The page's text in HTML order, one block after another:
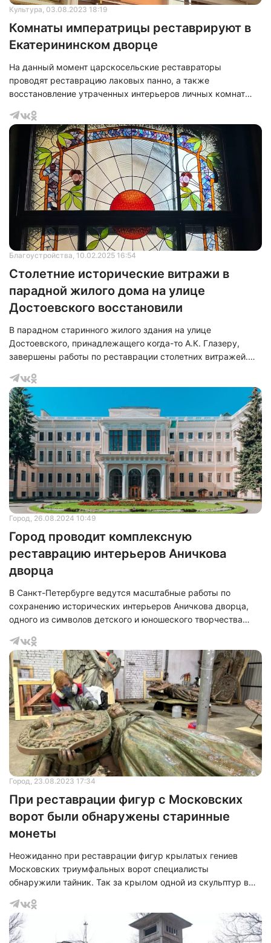
Культура, 03.08.2023 18:19
Комнаты императрицы реставрируют в
Екатерининском дворце
На данный момент царскосельские реставраторы
проводят реставрацию лаковых панно, а также
восстановление утраченных интерьеров личных комнат
флигеле Екатерининского дворца в Пушкине. При этом уже
завершен очередной этап реставрации личных покоев
императрицы.
Благоустройства, 10.02.2025 16:54
Столетние исторические витражи в
парадной жилого дома на улице
Достоевского восстановили
В парадном старинного жилого здания на улице
Достоевского, принадлежащего когда-то А.К. Глазеру,
завершены работы по реставрации столетних витражей.
представила фотографии обновлённых окон.
Город, 26.08.2024 10:49
Город проводит комплексную
реставрацию интерьеров Аничкова
дворца
В Санкт-Петербурге ведутся масштабные работы по
сохранению исторических интерьеров Аничкова дворца,
одного из символов детского и юношеского творчества
КГИОП, финансируется из бюджета города и уже длится
более двадцати лет.
Город, 23.08.2023 17:34
При реставрации фигур с Московских
ворот были обнаружены старинные
монеты
Неожиданно при реставрации фигур крылатых гениев
Московских триумфальных ворот специалисты
обнаружили тайник. Так за крылом одной из скульптур в
чеканки, сторублевая купюра, серебряный крестик,
именные значки и письмо со стихами «Тебе через 100 лет».
По словам специалистов, данный тайник заложили при
соглашаетесь сполитикой конфиденциальности